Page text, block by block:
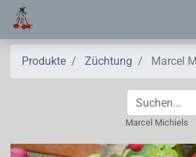
Produkte Züchtung Marcel
Marcel Michiels